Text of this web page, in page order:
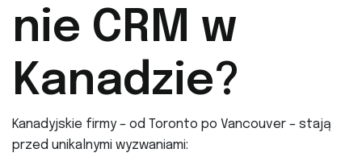
nie CRM w
Kanadzie?
Kanadyjskie firmy – od Toronto po Vancouver – stają
przed unikalnymi wyzwaniami: